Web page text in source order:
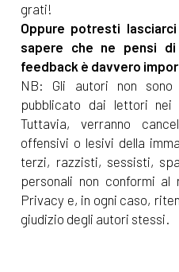
grati!
Oppure potresti
sapere che ne pensi
feedback è davvero
NB: Gli autori non sono
pubblicato dai lettori
Tuttavia, verranno
offensivi o lesivi della
terzi, razzisti, sessisti,
personali non conformi al
Privacy e, in ogni caso,
giudizio degli autori stessi.